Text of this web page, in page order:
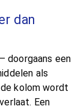
dan
doorgaans een
als
kolom wordt
Een